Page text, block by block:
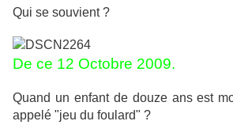
Qui se souvient ?
De ce 12 Octobre 2009.
Quand un enfant de douze ans est
appelé "jeu du foulard" ?